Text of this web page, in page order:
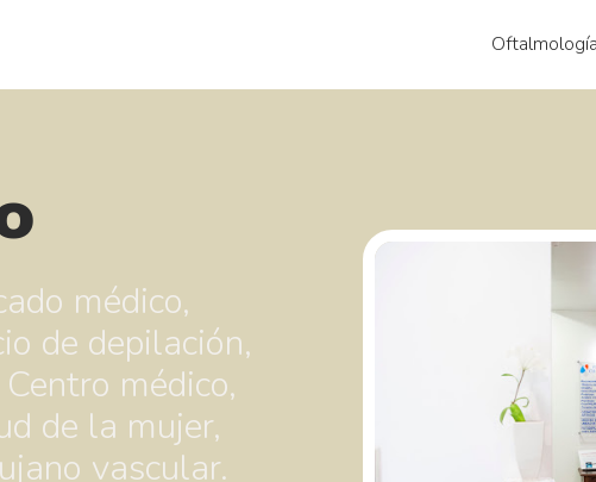
Oftalmología
médico,
de depilación,
médico,
de la mujer,
vascular.